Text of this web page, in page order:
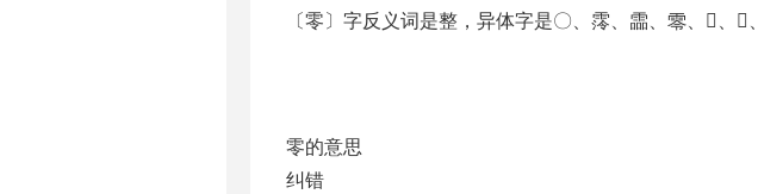
〔零〕字反义词是整，异体字是〇、霗、霝、零、𠏡、𡈍、
零的意思
纠错